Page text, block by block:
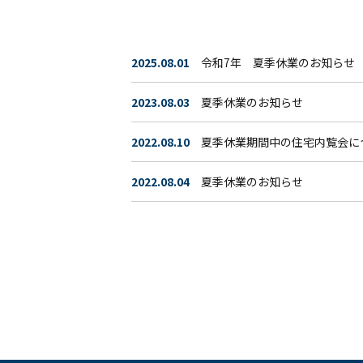
2025.08.01 令和7年 夏季休業のお知らせ
2023.08.03 夏季休業のお知らせ
2022.08.10 夏季休業期間中の住宅内覧会に
2022.08.04 夏季休業のお知らせ